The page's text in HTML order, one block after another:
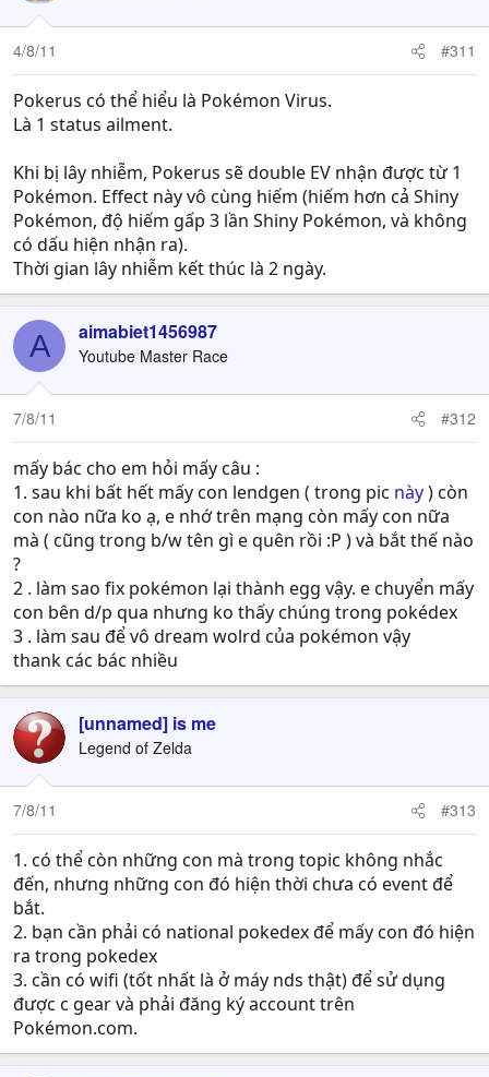
4/8/11 #311
Pokerus có thể hiểu là Pokémon Virus.
Là 1 status ailment.
Khi bị lây nhiễm, Pokerus sẽ double EV nhận được từ 1
Pokémon. Effect này vô cùng hiếm (hiếm hơn cả Shiny
Pokémon, độ hiếm gấp 3 lần Shiny Pokémon, và không
có dấu hiện nhận ra).
Thời gian lây nhiễm kết thúc là 2 ngày.
A aimabiet1456987
Youtube Master Race
7/8/11 #312
mấy bác cho em hỏi mấy câu :
1. sau khi bất hết mấy con lendgen ( trong pic này) còn
con nào nữa ko ạ, e nhớ trên mạng còn mấy con nữa
mà ( cũng trong b/w tên gì e quên rồi :P ) và bắt thế nào
?
2 . làm sao fix pokémon lại thành egg vậy. e chuyển mấy
con bên d/p qua nhưng ko thấy chúng trong pokédex
3 . làm sau để vô dream wolrd của pokémon vậy
thank các bác nhiều
[unnamed] is me
Legend of Zelda
7/8/11 #313
1. có thể còn những con mà trong topic không nhắc
đến, nhưng những con đó hiện thời chưa có event để
bắt.
2. bạn cần phải có national pokedex để mấy con đó hiện
ra trong pokedex
3. cần có wifi (tốt nhất là ở máy nds thật) để sử dụng
được c gear và phải đăng ký account trên
Pokémon.com.